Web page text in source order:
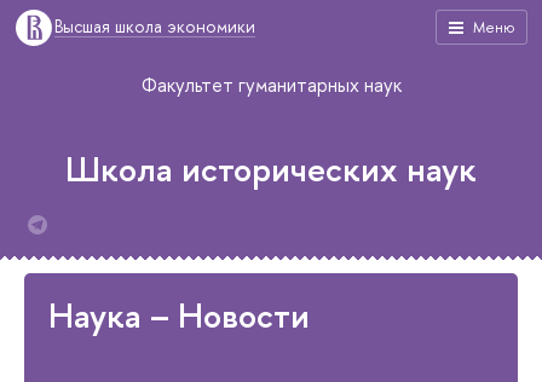
Меню
Высшая школа экономики
Факультет гуманитарных наук
Школа исторических наук
Наука – Новости